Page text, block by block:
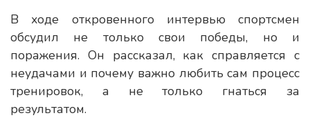
В ходе откровенного интервью спортсмен
обсудил не только свои победы, но и
поражения. Он рассказал, как справляется с
неудачами и почему важно любить сам процесс
тренировок, а не только гнаться за
результатом.